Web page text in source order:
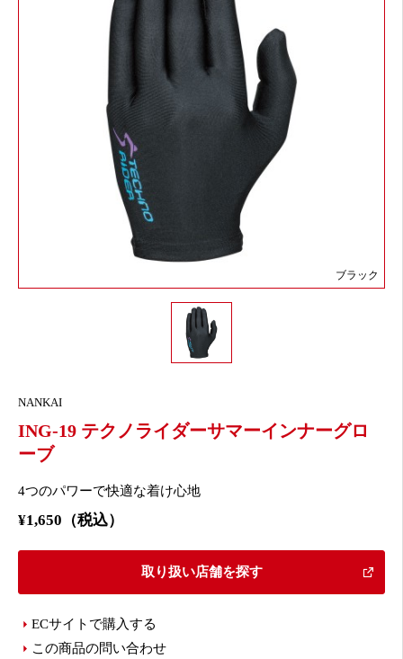
ブラック
NANKAI
ING-19 テクノライダーサマーインナーグロ
ーブ
4つのパワーで快適な着け心地
¥1,650（税込）
取り扱い店舗を探す
ECサイトで購入する
この商品の問い合わせ